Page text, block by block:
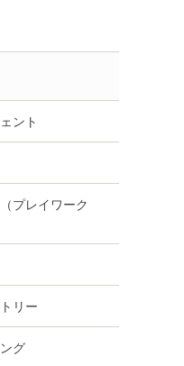
ント
プレイワーク
リー
グ